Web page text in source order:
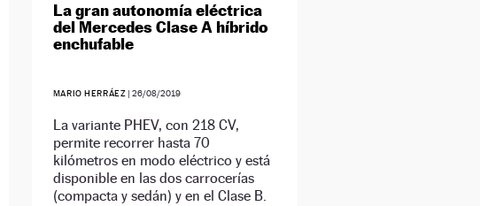
La gran autonomía eléctrica
del Mercedes Clase A híbrido
enchufable
MARIO HERRÁEZ |26/08/2019
La variante PHEV, con 218 CV,
permite recorrer hasta 70
kilómetros en modo eléctrico y está
disponible en las dos carrocerías
(compacta y sedán) y en el Clase B.